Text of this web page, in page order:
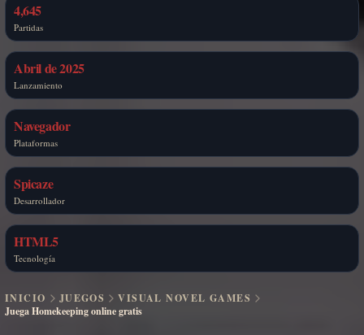
4,645
Partidas
Abril de 2025
Lanzamiento
Navegador
Plataformas
Spicaze
Desarrollador
HTML5
Tecnología
INICIO JUEGOS
VISUAL NOVEL GAMES
Juega Homekeeping online gratis